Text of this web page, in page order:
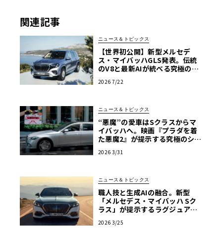
関連記事
ニュース＆トピックス
【世界初公開】新型メルセデ
ス・マイバッハGLS発表。伝統
のV8と最新AIが統べる究極の移
2026 7/22
ニュース＆トピックス
“悪魔”の愛車はSクラスからマ
イバッハへ。映画『プラダを着
た悪魔2』が提示する究極のショ
2026 3/31
ニュース＆トピックス
職人技と生成AIの融合。新型
「メルセデス・マイバッハ Sク
ラス」が提示するラグジュアリ
2026 3/25